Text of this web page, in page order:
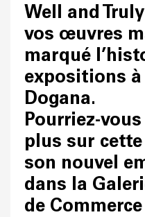
Well and
vos œuvres
marqué
expositions
Dogana.
Pourriez-
plus sur
son nouvel
dans la
de Commerce